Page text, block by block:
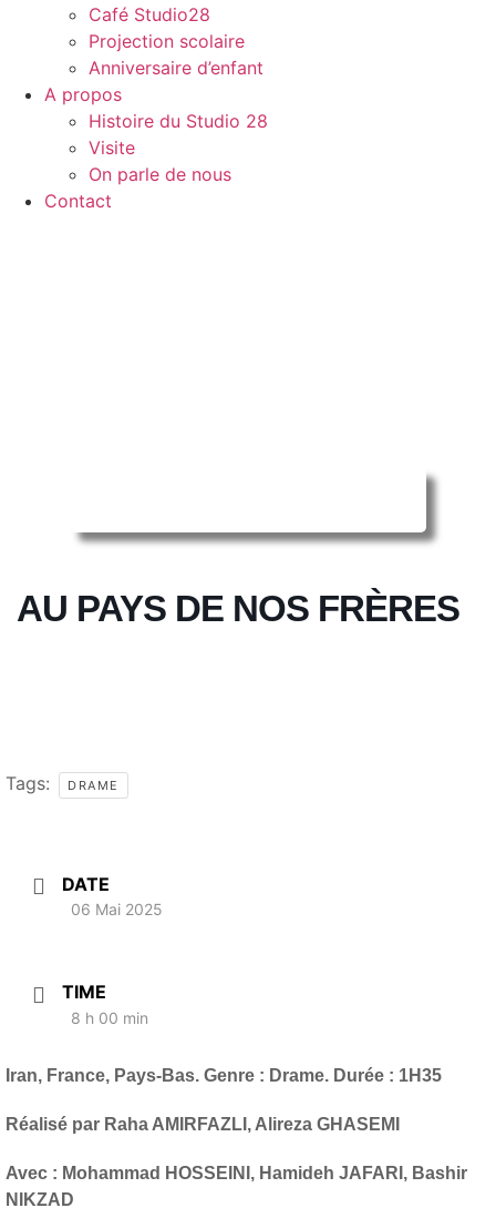
Café Studio28
Projection scolaire
Anniversaire d’enfant
A propos
Histoire du Studio 28
Visite
On parle de nous
Contact
AU PAYS DE NOS FRÈRES
Tags: DRAME
DATE
06 Mai 2025
TIME
8 h 00 min
Iran, France, Pays-Bas. Genre : Drame. Durée : 1H35
Réalisé par Raha AMIRFAZLI, Alireza GHASEMI
Avec : Mohammad HOSSEINI, Hamideh JAFARI, Bashir
NIKZAD